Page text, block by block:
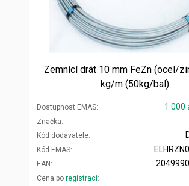
Zemnící drát 10 mm FeZn (ocel/
kg/m (50kg/bal)
Dostupnost EMAS 1 000
Značka
Kód dodavatele
Kód EMAS
EAN
Cena po registraci